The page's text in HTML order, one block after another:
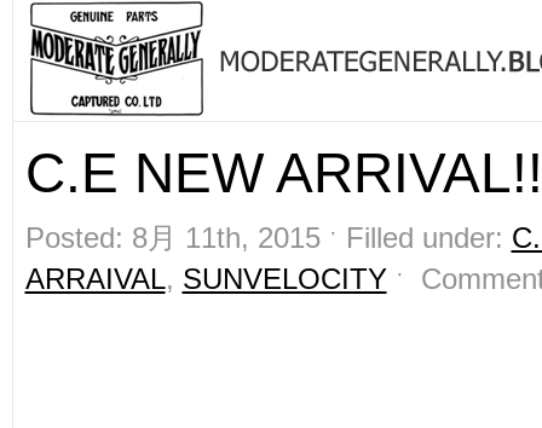
C.E NEW ARRIVAL!!
Posted: 8月 11th, 2015 ˑ Filled under:
ARRAIVAL, SUNVELOCITYˑ